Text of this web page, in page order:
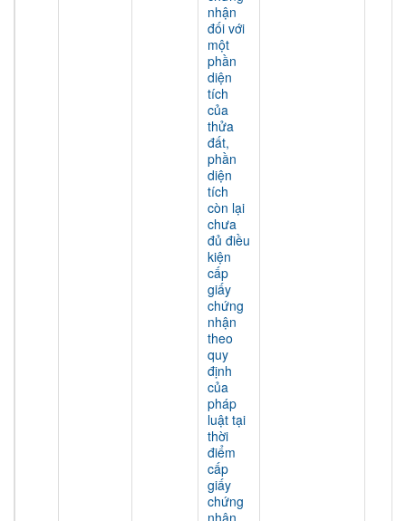
nhận
đối với
một
phần
diện
tích
của
thửa
đất,
phần
diện
tích
còn lại
chưa
đủ điều
kiện
cấp
giấy
chứng
nhận
theo
quy
định
của
pháp
luật tại
thời
điểm
cấp
giấy
chứng
nhận